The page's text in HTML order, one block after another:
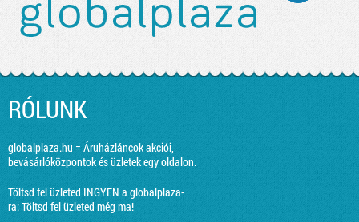
RÓLUNK
globalplaza.hu = Áruházláncok akciói,
bevásárlóközpontok és üzletek egy oldalon.
Töltsd fel üzleted INGYEN a globalplaza-
ra:Töltsd fel üzleted még ma!